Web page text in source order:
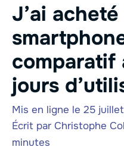
J’ai
comparatif
jours
Mis en ligne le 25
Écrit par Christophe
minutes